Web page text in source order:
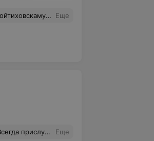
и весёлых, да и мужу очень понравилось благодаря вашему совету Еще
вам - Ольга и Татьяна. Еще